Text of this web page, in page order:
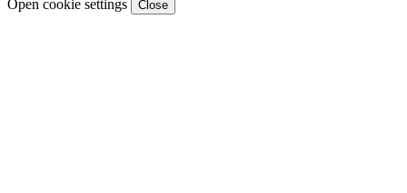
Open cookie settings Close